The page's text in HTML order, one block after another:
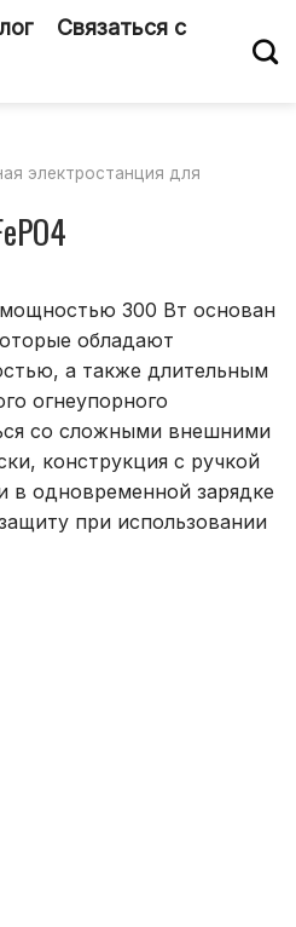
Связаться с
электростанция для
300 Вт основан
обладают
а также длительным
огнеупорного
со сложными внешними
конструкция с ручкой
в одновременной зарядке
при использовании